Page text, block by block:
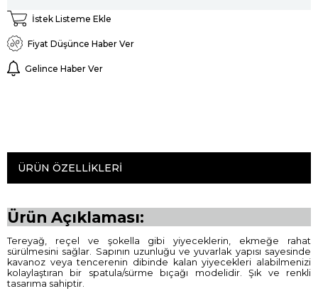
İstek Listeme Ekle
Fiyat Düşünce Haber Ver
Gelince Haber Ver
ÜRÜN ÖZELLIKLERI
Ürün Açıklaması:
Tereyağ, reçel ve şokella gibi yiyeceklerin, ekmeğe rahat
sürülmesini sağlar. Sapının uzunluğu ve yuvarlak yapısı sayesinde
kavanoz veya tencerenin dibinde kalan yiyecekleri alabilmenizi
kolaylaştıran bir spatula/sürme bıçağı modelidir. Şık ve renkli
tasarıma sahiptir.